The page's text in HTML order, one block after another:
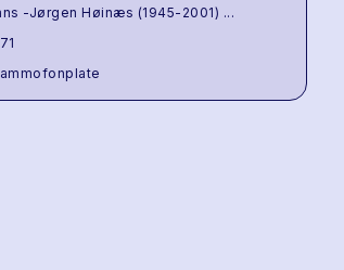
-Jørgen Høinæs (1945-2001) ...